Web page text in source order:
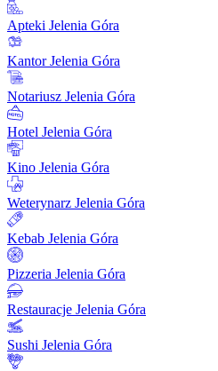
Apteki Jelenia Góra
Kantor Jelenia Góra
Notariusz Jelenia Góra
Hotel Jelenia Góra
Kino Jelenia Góra
Weterynarz Jelenia Góra
Kebab Jelenia Góra
Pizzeria Jelenia Góra
Restauracje Jelenia Góra
Sushi Jelenia Góra